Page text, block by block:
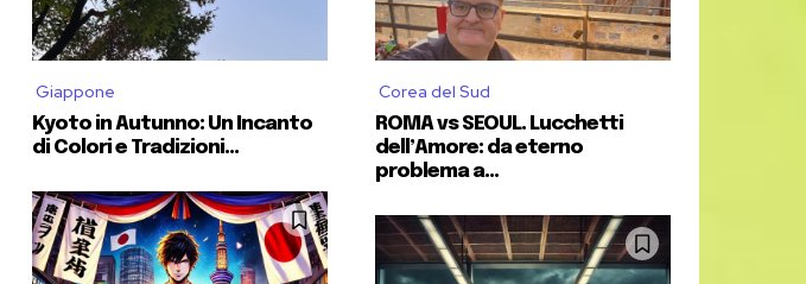
l’ossatura di molte delle più importanti testate cartacee, televisive,
a partire da metà agosto a fine settembre 2025.
Giappone
Kyoto in Autunno: Un Incanto
di Colori e Tradizioni...
Corea del Sud
ROMA vs SEOUL. Lucchetti
dell’Amore: da eterno
problema a...